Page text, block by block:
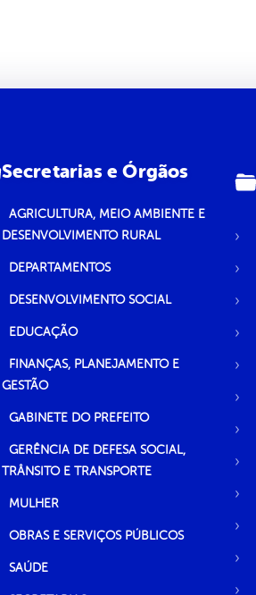
Secretarias e Órgãos
AGRICULTURA, MEIO AMBIENTE E
DESENVOLVIMENTO RURAL
DEPARTAMENTOS
DESENVOLVIMENTO SOCIAL
EDUCAÇÃO
FINANÇAS, PLANEJAMENTO E
GESTÃO
GABINETE DO PREFEITO
GERÊNCIA DE DEFESA SOCIAL,
TRÂNSITO E TRANSPORTE
MULHER
OBRAS E SERVIÇOS PÚBLICOS
SAÚDE